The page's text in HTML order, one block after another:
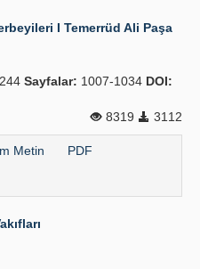
I Temerrüd Ali Paşa
Sayfalar: 1007-1034 DOI:
8319
3112
Metin PDF